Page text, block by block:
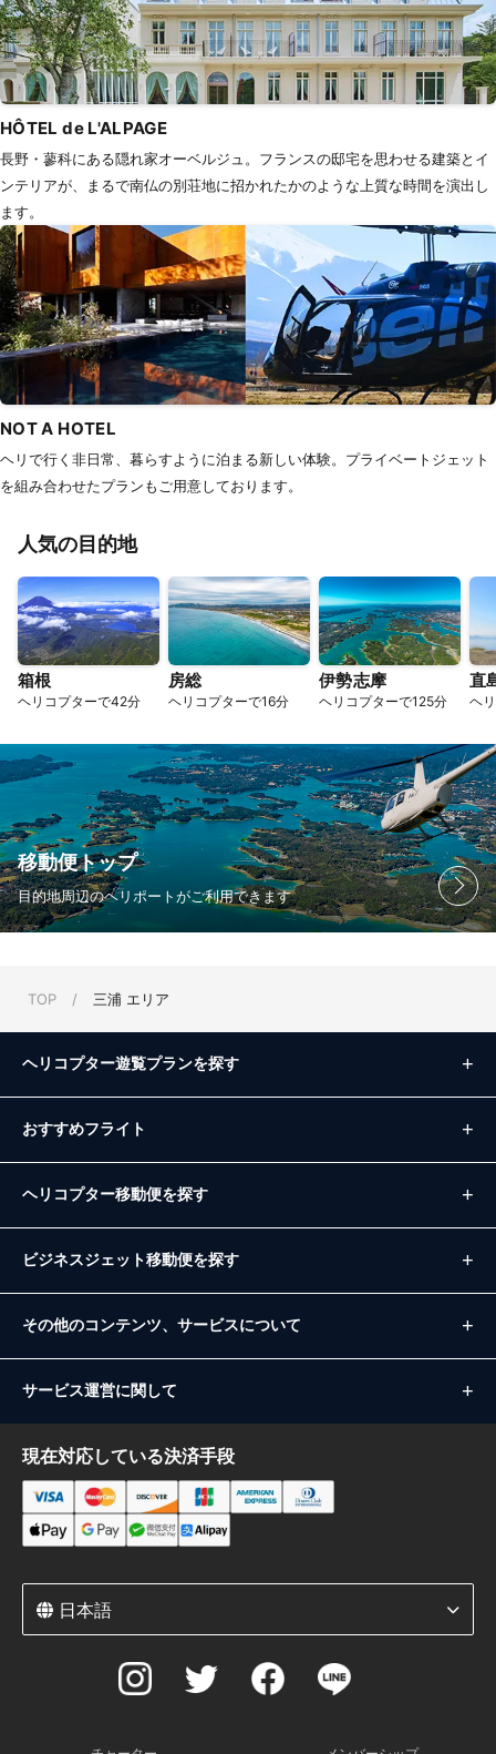
HÔTEL de L'ALPAGE
長野・蓼科にある隠れ家オーベルジュ。フランスの邸宅を思わせる建築とイ
ンテリアが、まるで南仏の別荘地に招かれたかのような上質な時間を演出し
ます。
NOT A HOTEL
ヘリで行く非日常、暮らすように泊まる新しい体験。プライベートジェット
を組み合わせたプランもご用意しております。
人気の目的地
箱根
ヘリコプターで42分
房総
ヘリコプターで16分
伊勢志摩
ヘリコプターで125分
直
ヘ
移動便トップ
目的地周辺のヘリポートがご利用できます
TOP / 三浦 エリア
ヘリコプター遊覧プランを探す
おすすめフライト
ヘリコプター移動便を探す
ビジネスジェット移動便を探す
その他のコンテンツ、サービスについて
サービス運営に関して
現在対応している決済手段
日本語